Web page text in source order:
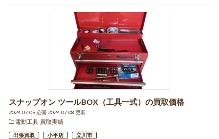
スナップオン ツールBOX（工具一式）の買取価格
2024.07.05 公開 2024.07.08 更新
電動工具 買取実績
出張買取 小平店 立川市